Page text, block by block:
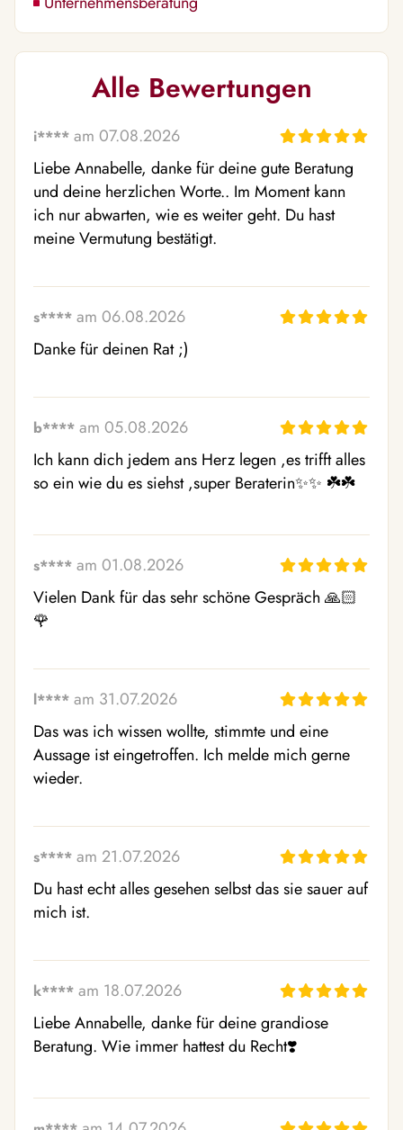
Alle Bewertungen
i**** am 07.08.2026
Liebe Annabelle, danke für deine gute Beratung
und deine herzlichen Worte.. Im Moment kann
ich nur abwarten, wie es weiter geht. Du hast
meine Vermutung bestätigt.
s**** am 06.08.2026
Danke für deinen Rat ;)
b**** am 05.08.2026
Ich kann dich jedem ans Herz legen ,es trifft alles
so ein wie du es siehst ,super Beraterin✨✨ ☘️☘️
s**** am 01.08.2026
Vielen Dank für das sehr schöne Gespräch 🙏🏻
🌹
l**** am 31.07.2026
Das was ich wissen wollte, stimmte und eine
Aussage ist eingetroffen. Ich melde mich gerne
wieder.
s**** am 21.07.2026
Du hast echt alles gesehen selbst das sie sauer auf
mich ist.
k**** am 18.07.2026
Liebe Annabelle, danke für deine grandiose
Beratung. Wie immer hattest du Recht❣️